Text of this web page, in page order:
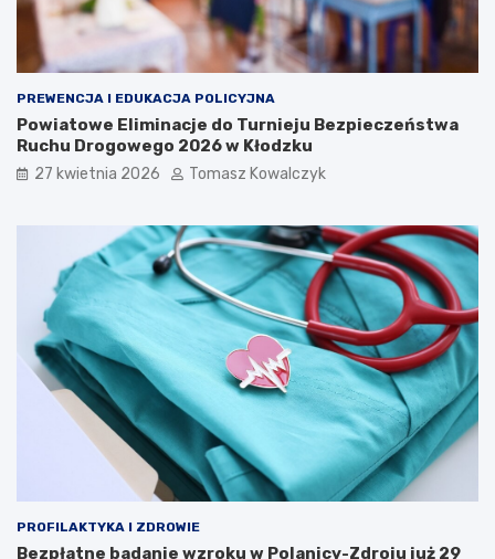
PREWENCJA I EDUKACJA POLICYJNA
Powiatowe Eliminacje do Turnieju Bezpieczeństwa
Ruchu Drogowego 2026 w Kłodzku
27 kwietnia 2026 Tomasz Kowalczyk
PROFILAKTYKA I ZDROWIE
Bezpłatne badanie wzroku w Polanicy-Zdroju już 29